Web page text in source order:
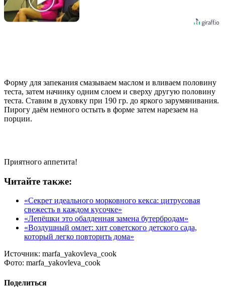
Форму для запекания смазываем маслом и вливаем половину
теста, затем начинку одним слоем и сверху другую половину
теста. Ставим в духовку при 190 гр. до яркого зарумянивания.
Пирогу даём немного остыть в форме затем нарезаем на
порции.
Приятного аппетита!
Читайте также:
«Секрет идеального морковного кекса: цитрусовая
свежесть в каждом кусочке»
«Лепёшки это обалденная замена бутербродам»
«Воздушный омлет: хит советского детского сада,
который легко повторить дома»
Источник: marfa_yakovleva_cook
Фото: marfa_yakovleva_cook
Поделиться